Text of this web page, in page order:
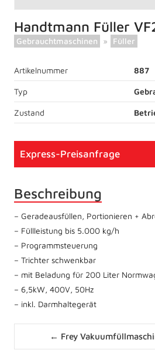
Handtmann Füller
Gebrauchtmaschinen » Füller
Artikelnummer
Typ
Zustand
887
Express-Preisanfrage
Beschreibung
– Geradeausfüllen, Portionieren +
– Füllleistung bis 5.000 kg/h
– Programmsteuerung
– Trichter schwenkbar
– mit Beladung für 200 Liter
– 6,5kW, 400V, 50Hz
– inkl. Darmhaltegerät
navigation
← Frey